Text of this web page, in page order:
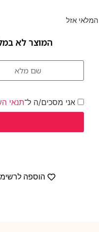
המלאי אזל
המוצר לא
אני מסכים/ה ל־תנאי
הוספה